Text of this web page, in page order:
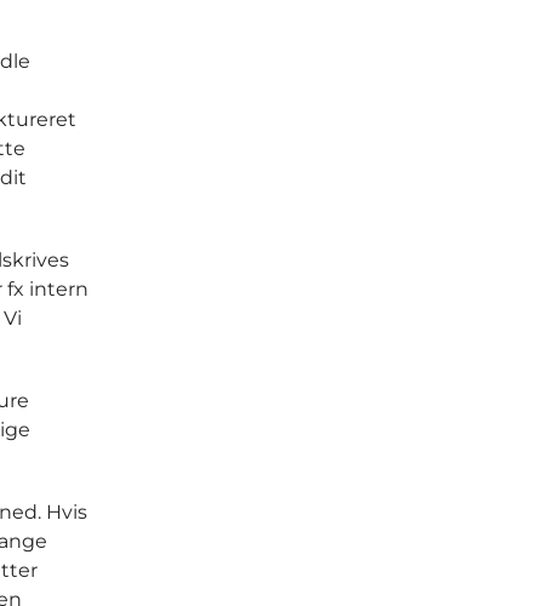
intern
Hvis